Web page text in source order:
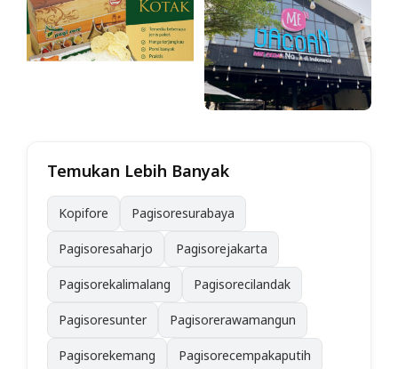
Temukan Lebih Banyak
Kopifore Pagisoresurabaya
Pagisoresaharjo Pagisorejakarta
Pagisorekalimalang Pagisorecilandak
Pagisoresunter Pagisorerawamangun
Pagisorekemang Pagisorecempakaputih